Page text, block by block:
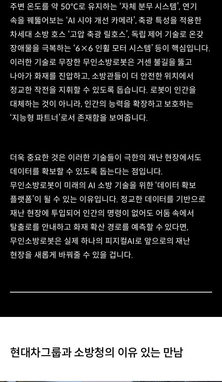
주변 온도를 약 50℃로 유지하는 ‘자체 분무 시스템’, 연기
속을 꿰뚫어보는 ‘AI 시야 개선 카메라’, 축광 특성을 적용한
차세대 소방 호스 ‘고압 축광 릴호스’, 독립 제어 기술로 온갖
장애물을 극복하는 ‘6×6 인휠 모터 시스템’ 등이 핵심입니다.
이러한 기술로 무장한 무인소방로봇은 거센 불길을 뚫고
나아가 화재를 진압하고, 소방관들이 더 안전한 위치에서
정교한 작전을 지휘할 수 있도록 돕습니다. 로봇이 인간을
대체하는 것이 아니라, 인간의 능력을 확장하고 보호하는
‘지능형 파트너’로서 존재함을 보여줍니다.
더욱 중요한 것은 이러한 기술들이 극한의 재난 현장에서도
데이터를 확보할 수 있도록 돕는다는 점입니다.
무인소방로봇이 미래의 AI 소방 기술을 위한 ‘데이터 확보
플랫폼’이 될 수 있는 이유입니다. 정교한 데이터를 기반으로
재난 현장에 투입되어 인간의 명령이 없어도 어둠 속에서
탈출로를 안내하고 화재 확산 경로를 예측할 수 있다면,
무인소방로봇은 실제 하나의 피지컬AI로 앞으로의 재난
현장을 새롭게 바꿔줄 수 있을 겁니다.
현대차그룹과 소방청의 이유 있는 만남